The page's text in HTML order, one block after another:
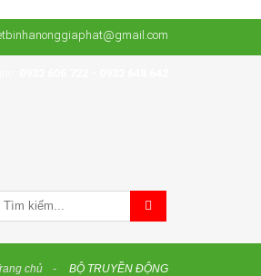
chủ BỘ TRUYỀN ĐỘNG